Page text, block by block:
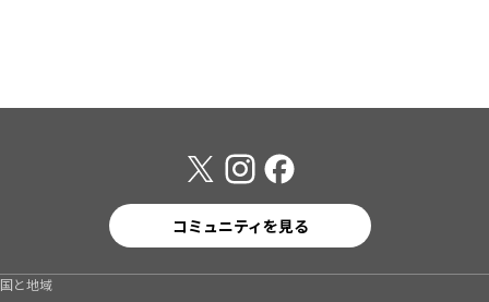
コミュニティを見る
国と地域